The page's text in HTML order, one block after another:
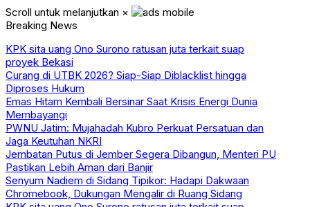
Scroll untuk melanjutkan ×
Breaking News
KPK sita uang Ono Surono ratusan juta terkait suap
proyek Bekasi
Curang di UTBK 2026? Siap-Siap Diblacklist hingga
Diproses Hukum
Emas Hitam Kembali Bersinar Saat Krisis Energi Dunia
Membayangi
PWNU Jatim: Mujahadah Kubro Perkuat Persatuan dan
Jaga Keutuhan NKRI
Jembatan Putus di Jember Segera Dibangun, Menteri PU
Pastikan Lebih Aman dari Banjir
Senyum Nadiem di Sidang Tipikor: Hadapi Dakwaan
Chromebook, Dukungan Mengalir di Ruang Sidang